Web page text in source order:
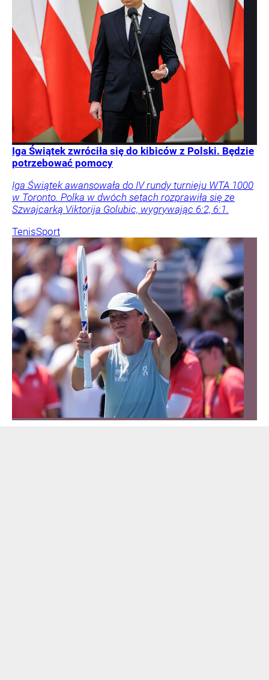
Iga Świątek zwróciła się do kibiców z Polski. Będzie
potrzebować pomocy
Iga Świątek awansowała do IV rundy turnieju WTA 1000
w Toronto. Polka w dwóch setach rozprawiła się ze
Szwajcarką Viktorija Golubic, wygrywając 6:2, 6:1.
TenisSport